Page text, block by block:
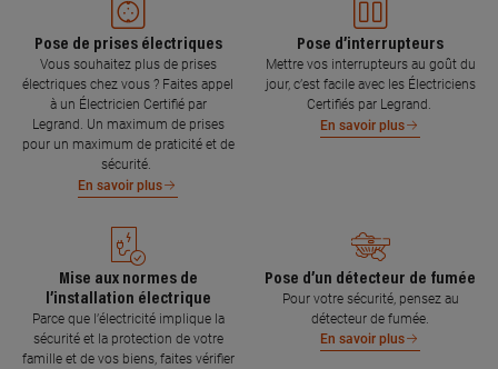
Pose de prises électriques
Vous souhaitez plus de prises
électriques chez vous ? Faites appel
à un Électricien Certifié par
Legrand. Un maximum de prises
pour un maximum de praticité et de
sécurité.
En savoir plus
Pose d’interrupteurs
Mettre vos interrupteurs au goût du
jour, c’est facile avec les Électriciens
Certifiés par Legrand.
En savoir plus
Mise aux normes de
l’installation électrique
Parce que l’électricité implique la
sécurité et la protection de votre
famille et de vos biens, faites vérifier
Pose d’un détecteur de fumée
Pour votre sécurité, pensez au
détecteur de fumée.
En savoir plus